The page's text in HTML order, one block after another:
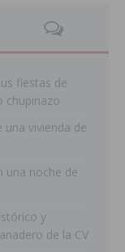
fiestas de
chupinazo
vivienda de
una noche de
y
de la CV